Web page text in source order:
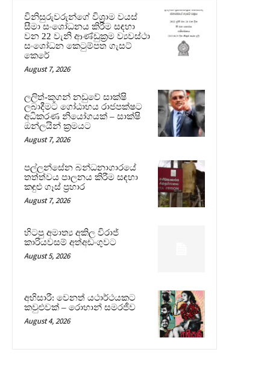
විනිසුරුවරුන්ගේ විශ්‍රාම වයස්
සීමා සංශෝධනය කිරීම සඳහා
වන 22 වැනි ආණ්ඩුක්‍රම ව්‍යවස්ථා
සංශෝධන කෙටුම්පත ගැසට්
කෙරේ
August 7, 2026
ලලිත්-කූගන් නඩුවේ සාක්ෂි
ලබාදීමට ගෝඨාභය රාජපක්ෂට
අධිකරණ නියෝගයක් – සාක්ෂි
ඔන්ලයින් ක්‍රමයට
August 7, 2026
පල්ලන්සේන බන්ධනාගාරයේ
තත්ත්වය පාලනය කිරීම සඳහා
කඳුළු ගෑස් ප්‍රහාර
August 7, 2026
හිටපු අමාත්‍ය අකිල විරාජ්
කාරියවසම් අත්අඩංගුවට
August 5, 2026
අභිසාරී: වෙනත් යථාර්ථයකට
කවුළුවක් – රොහාන් සමරජීව
August 4, 2026